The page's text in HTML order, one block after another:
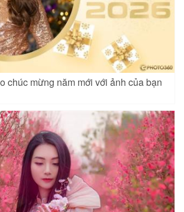
chúc mừng năm mới với ảnh của bạn